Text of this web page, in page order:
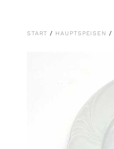
START / HAUPTSPEISEN /